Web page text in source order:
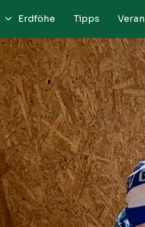
Erdföhe Tipps